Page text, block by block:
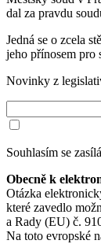
dal za pravdu
Jedná se o zcela
jeho přínosem pro
Novinky z
Souhlasím se
Obecně k
Otázka
které zavedlo
a Rady (EU) č.
Na toto evropské